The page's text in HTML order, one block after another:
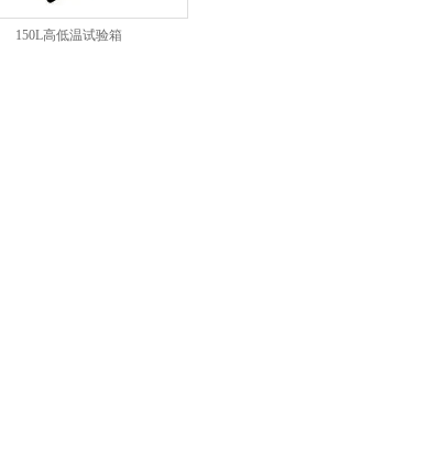
150L高低温试验箱